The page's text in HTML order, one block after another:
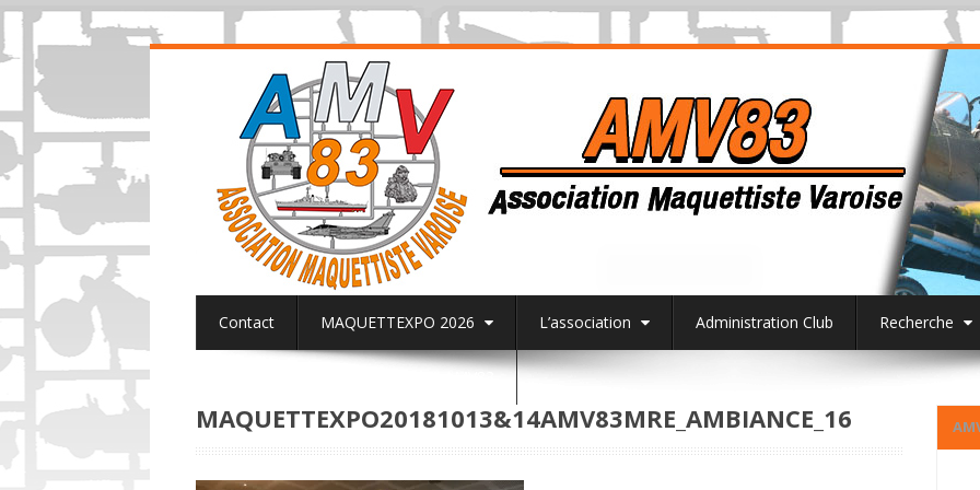
Contact MAQUETTEXPO 2026 L’association Administration Club Recherche
MAQUETTEXPO20181013&14AMV83MRE_AMBIANCE_16